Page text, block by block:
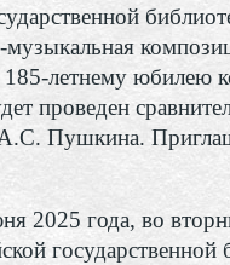
музыкальная
летнему юбилею
проведен
Пушкина.
2025 года, во
государственной